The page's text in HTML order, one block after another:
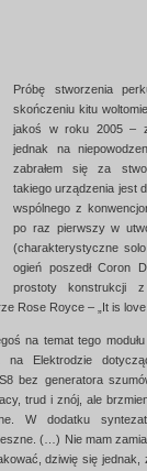
Próbę stworzenia
skończeniu kitu
jakoś w roku 2005 –
jednak na
zabrałem się za
takiego urządzenia jest
wspólnego z
po raz pierwszy w
(charakterystyczne
ogień poszedł Coron
prostoty konstrukcji z
Rose Royce – „It is
na temat tego
na Elektrodzie
bez generatora
trud i znój, ale
W dodatku
(…) Nie mam
dziwię się jednak,